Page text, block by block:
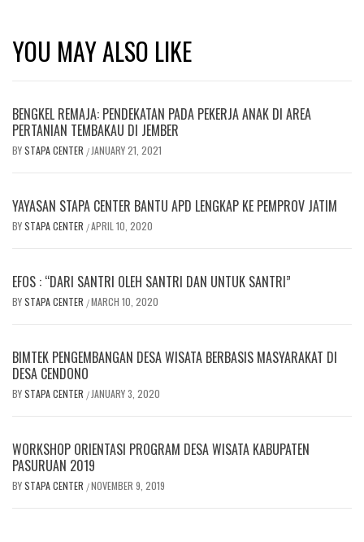
YOU MAY ALSO LIKE
BENGKEL REMAJA: PENDEKATAN PADA PEKERJA ANAK DI AREA
PERTANIAN TEMBAKAU DI JEMBER
BYSTAPA CENTER / JANUARY 21, 2021
YAYASAN STAPA CENTER BANTU APD LENGKAP KE PEMPROV JATIM
BYSTAPA CENTER /APRIL 10, 2020
EFOS : “DARI SANTRI OLEH SANTRI DAN UNTUK SANTRI”
BYSTAPA CENTER /MARCH 10, 2020
BIMTEK PENGEMBANGAN DESA WISATA BERBASIS MASYARAKAT DI
DESA CENDONO
BYSTAPA CENTER / JANUARY 3, 2020
WORKSHOP ORIENTASI PROGRAM DESA WISATA KABUPATEN
PASURUAN 2019
BYSTAPA CENTER /NOVEMBER 9, 2019